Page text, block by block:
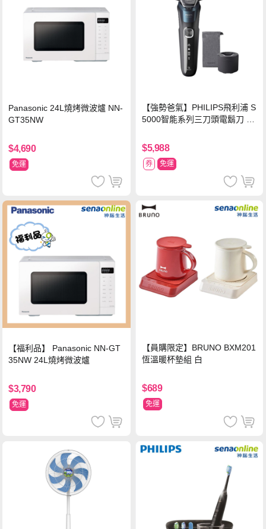
Panasonic 24L燒烤微波爐 NN-
GT35NW
$4,690
免運
【強勢爸氣】PHILIPS飛利浦 S
5000智能系列三刀頭電鬍刀 S5
$5,988
券 免運
【福利品】 Panasonic NN-GT
35NW 24L燒烤微波爐
$3,790
免運
【員購限定】BRUNO BXM201
恆溫暖杯墊組 白
$689
免運